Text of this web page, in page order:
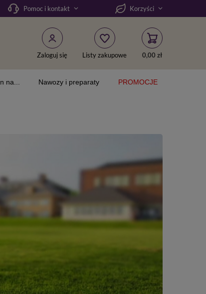
Pomoc i kontakt Korzyści
Zaloguj się Listy zakupowe 0,00 zł
na... Nawozy i preparaty PROMOCJE